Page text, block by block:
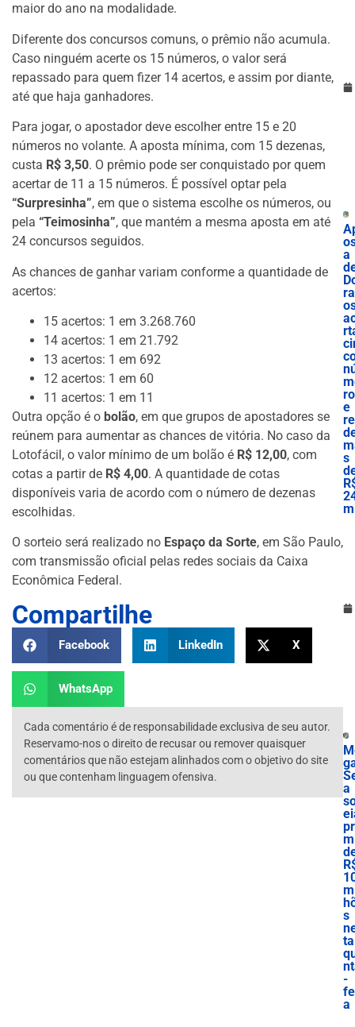
maior do ano na modalidade.
Diferente dos concursos comuns, o prêmio não acumula.
Caso ninguém acerte os 15 números, o valor será
repassado para quem fizer 14 acertos, e assim por diante,
até que haja ganhadores.
Para jogar, o apostador deve escolher entre 15 e 20
números no volante. A aposta mínima, com 15 dezenas,
custa R$ 3,50. O prêmio pode ser conquistado por quem
acertar de 11 a 15 números. É possível optar pela
“Surpresinha”, em que o sistema escolhe os números, ou
pela “Teimosinha”, que mantém a mesma aposta em até
24 concursos seguidos.
As chances de ganhar variam conforme a quantidade de
acertos:
15 acertos: 1 em 3.268.760
14 acertos: 1 em 21.792
13 acertos: 1 em 692
12 acertos: 1 em 60
11 acertos: 1 em 11
Outra opção é o bolão, em que grupos de apostadores se
reúnem para aumentar as chances de vitória. No caso da
Lotofácil, o valor mínimo de um bolão é R$ 12,00, com
cotas a partir de R$ 4,00. A quantidade de cotas
disponíveis varia de acordo com o número de dezenas
escolhidas.
O sorteio será realizado no Espaço da Sorte, em São Paulo,
com transmissão oficial pelas redes sociais da Caixa
Econômica Federal.
Compartilhe
Facebook LinkedIn X
WhatsApp
Cada comentário é de responsabilidade exclusiva de seu autor.
Reservamo-nos o direito de recusar ou remover quaisquer
comentários que não estejam alinhados com o objetivo do site
ou que contenham linguagem ofensiva.
a
e
s
a
s
ta
-
a